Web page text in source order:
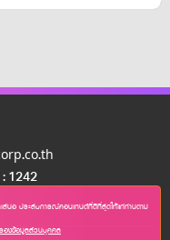
1242
นอ ประสบการณ์คอนเทนต์ที่ดีที่สุดให้แก่ท่านตาม
รองข้อมูลส่วนบุคคล